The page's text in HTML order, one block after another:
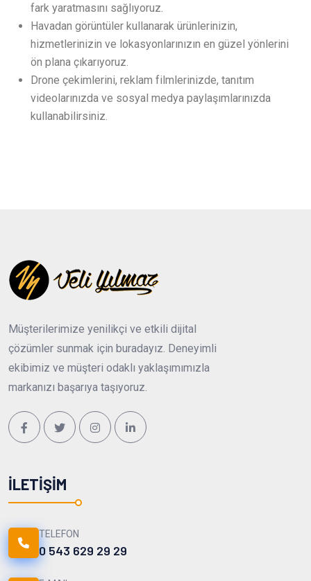
fark yaratmasını sağlıyoruz.
Havadan görüntüler kullanarak ürünlerinizin,
hizmetlerinizin ve lokasyonlarınızın en güzel yönlerini
ön plana çıkarıyoruz.
Drone çekimlerini, reklam filmlerinizde, tanıtım
videolarınızda ve sosyal medya paylaşımlarınızda
kullanabilirsiniz.
Müşterilerimize yenilikçi ve etkili dijital
çözümler sunmak için buradayız. Deneyimli
ekibimiz ve müşteri odaklı yaklaşımımızla
markanızı başarıya taşıyoruz.
İLETIŞIM
TELEFON
0 543 629 29 29